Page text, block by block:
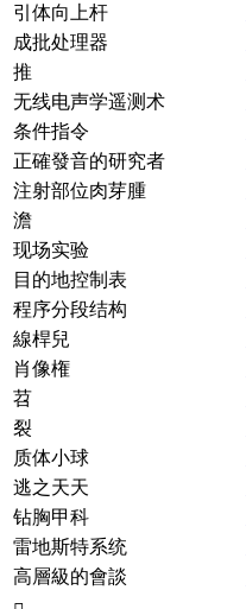
引体向上杆
成批处理器
推
无线电声学遥测术
条件指令
正確發音的研究者
注射部位肉芽腫
澹
现场实验
目的地控制表
程序分段结构
線桿兒
肖像権
苕
裂
质体小球
逃之天天
钻胸甲科
雷地斯特系统
高層級的會談